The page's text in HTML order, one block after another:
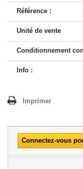
Référence :
Unité de vente
Conditionnement
Info :
Imprimer
Connectez-vous